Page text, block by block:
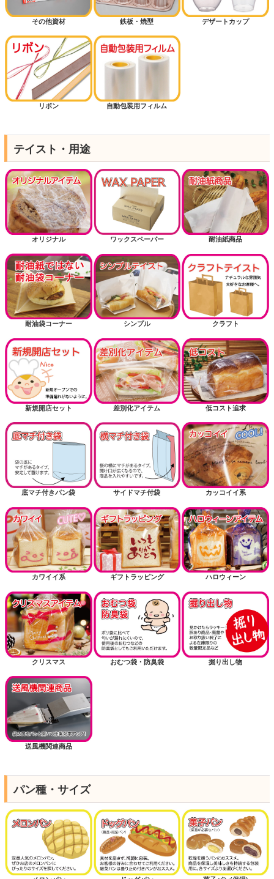
その他資材 鉄板・焼型 デザートカップ
リボン 自動包装用フィルム
テイスト・用途
オリジナル ワックスペーパー 耐油紙商品
耐油袋コーナー シンプル クラフト
新規開店セット 差別化アイテム 低コスト追求
底マチ付きパン袋 サイドマチ付袋 カッコイイ系
カワイイ系 ギフトラッピング ハロウィーン
クリスマス おむつ袋・防臭袋 掘り出し物
送風機関連商品
パン種・サイズ